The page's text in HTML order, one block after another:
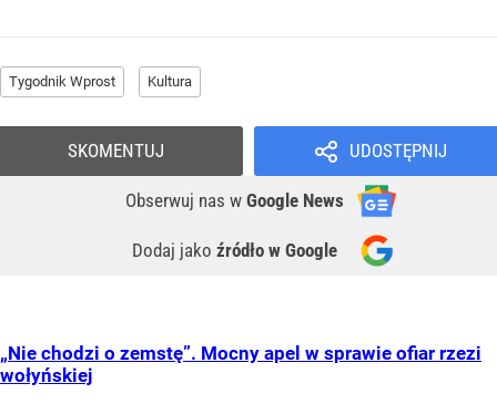
Tygodnik Wprost Kultura
UDOSTĘPNIJ
Obserwuj nas w Google News
Dodaj jako źródło w Google
SKOMENTUJ
„Nie chodzi o zemstę”. Mocny apel w sprawie ofiar rzezi
wołyńskiej